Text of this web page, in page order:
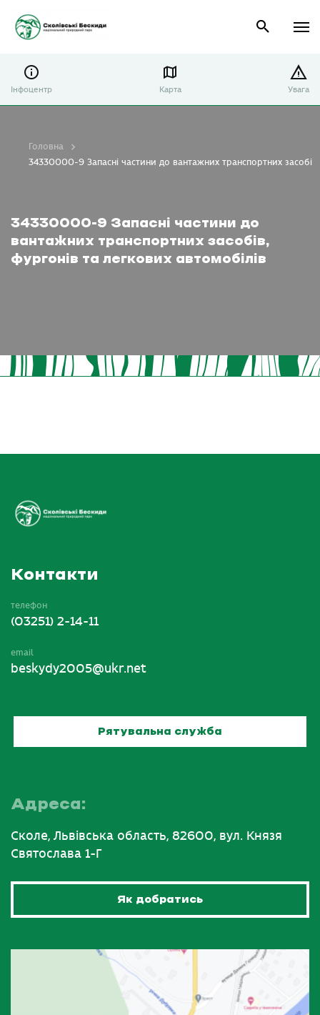
Інфоцентр Карта Увага
34330000-9 Запасні частини до
вантажних транспортних засобів,
фургонів та легкових автомобілів
Головна
34330000-9 Запасні частини до вантажних транспортних засобів,
Контакти
телефон
(03251) 2-14-11
email
beskydy2005@ukr.net
Рятувальна служба
Адреса:
Сколе, Львівська область, 82600, вул. Князя
Святослава 1-Г
Як добратись